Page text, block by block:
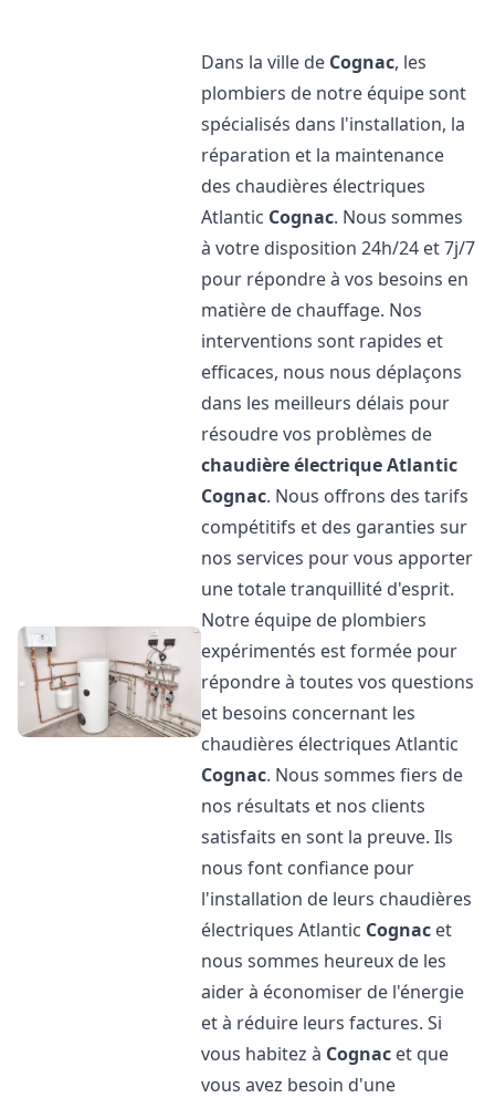
Dans la ville de Cognac, les
plombiers de notre équipe sont
spécialisés dans l'installation, la
réparation et la maintenance
des chaudières électriques
Atlantic Cognac. Nous sommes
à votre disposition 24h/24 et 7j/7
pour répondre à vos besoins en
matière de chauffage. Nos
interventions sont rapides et
efficaces, nous nous déplaçons
dans les meilleurs délais pour
résoudre vos problèmes de
chaudière électrique Atlantic
Cognac. Nous offrons des tarifs
compétitifs et des garanties sur
nos services pour vous apporter
une totale tranquillité d'esprit.
Notre équipe de plombiers
expérimentés est formée pour
répondre à toutes vos questions
et besoins concernant les
chaudières électriques Atlantic
Cognac. Nous sommes fiers de
nos résultats et nos clients
satisfaits en sont la preuve. Ils
nous font confiance pour
l'installation de leurs chaudières
électriques Atlantic Cognac et
nous sommes heureux de les
aider à économiser de l'énergie
et à réduire leurs factures. Si
vous habitez à Cognac et que
vous avez besoin d'une